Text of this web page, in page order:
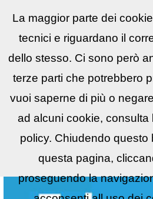
ReflexLIST▼
La maggior parte dei
tecnici e riguardano il
dello stesso. Ci sono però
terze parti che potrebbero
vuoi saperne di più o
ad alcuni cookie, consulta
policy. Chiudendo questo
questa pagina,
proseguendo la